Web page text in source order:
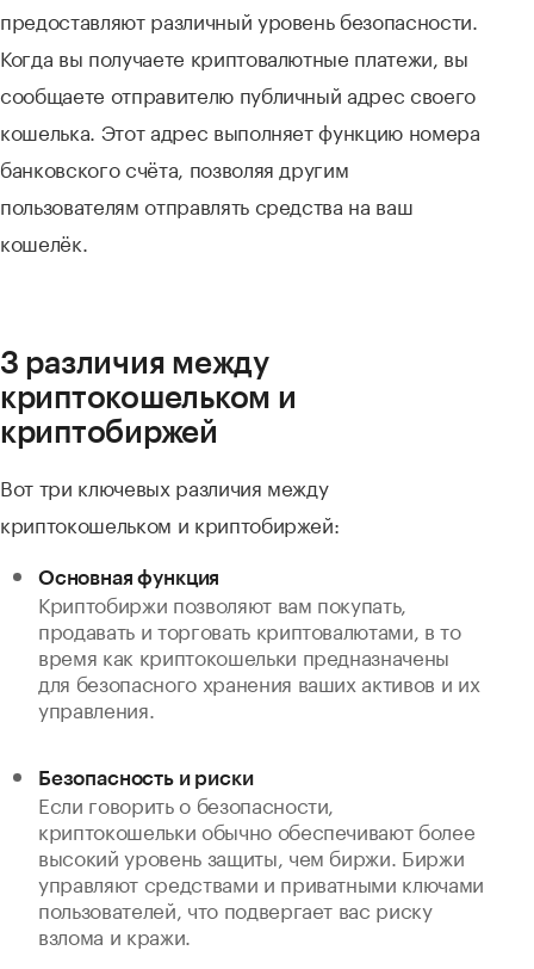
предоставляют различный уровень безопасности.
Когда вы получаете криптовалютные платежи, вы
сообщаете отправителю публичный адрес своего
кошелька. Этот адрес выполняет функцию номера
банковского счёта, позволяя другим
пользователям отправлять средства на ваш
кошелёк.
3 различия между
криптокошельком и
криптобиржей
Вот три ключевых различия между
криптокошельком и криптобиржей:
Основная функция
Криптобиржи позволяют вам покупать,
продавать и торговать криптовалютами, в то
время как криптокошельки предназначены
для безопасного хранения ваших активов и их
управления.
Безопасность и риски
Если говорить о безопасности,
криптокошельки обычно обеспечивают более
высокий уровень защиты, чем биржи. Биржи
управляют средствами и приватными ключами
пользователей, что подвергает вас риску
взлома и кражи.